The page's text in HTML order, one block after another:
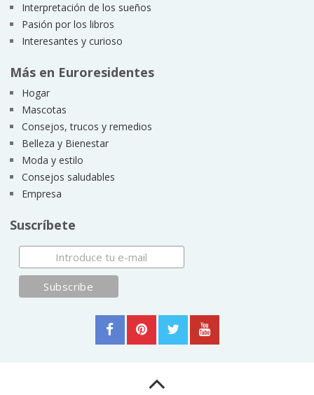
Interpretación de los sueños
Pasión por los libros
Interesantes y curioso
Más en Euroresidentes
Hogar
Mascotas
Consejos, trucos y remedios
Belleza y Bienestar
Moda y estilo
Consejos saludables
Empresa
Suscríbete